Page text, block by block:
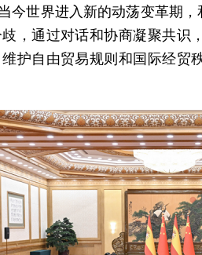
今世界进入新的动荡变革期
，通过对话和协商凝聚共
护自由贸易规则和国际经